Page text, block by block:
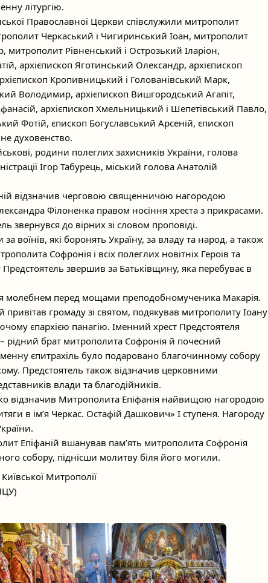
літургію.
Православної Церкви співслужили митрополит
Черкаський і Чигиринський Іоан, митрополит
митрополит Рівненський і Острозький Іларіон,
архієпископ Яготинський Олександр, архієпископ
Кропивницький і Голованівський Марк,
Володимир, архієпископ Вишгородський Агапіт,
архієпископ Хмельницький і Шепетівський Павло,
Фотій, єпископ Богуславський Арсеній, єпископ
духовенство.
родини полеглих захисників України, голова
Ігор Табурець, міський голова Анатолій
відзначив черговою священничою нагородою
Філоненка правом носіння хреста з прикрасами.
звернувся до вірних зі словом проповіді.
за воїнів, які боронять Україну, за владу та народ, а також
Софронія і всіх полеглих новітніх Героїв та
звершив за Батьківщину, яка перебуває в
молебнем перед мощами преподобномученика Макарія.
привітав громаду зі святом, подякував митрополиту Іоану
єпархією панагію. Іменний хрест Предстоятеля
рідний брат митрополита Софронія й почесний
єпитрахіль було подаровано благочинному собору
Предстоятель також відзначив церковними
влади та благодійників.
відзначив Митрополита Епіфанія найвищою нагородою
в ім’я Черкас. Остафій Дашкович» I ступеня. Нагороду
Епіфаній вшанував памʼять митрополита Софронія
собору, піднісши молитву біля його могили.
Митрополії